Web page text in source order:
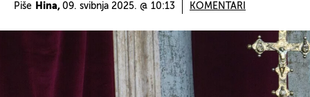
Piše Hina, 09. svibnja 2025. @ 10:13 KOMENTARI